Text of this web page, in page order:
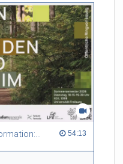
Between tradition and transformation: how owners, advisers and institutions co-create knowledge for resilient forests in Europe 54:13